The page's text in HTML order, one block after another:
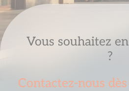
Vous souhaitez
?
Contactez-nous